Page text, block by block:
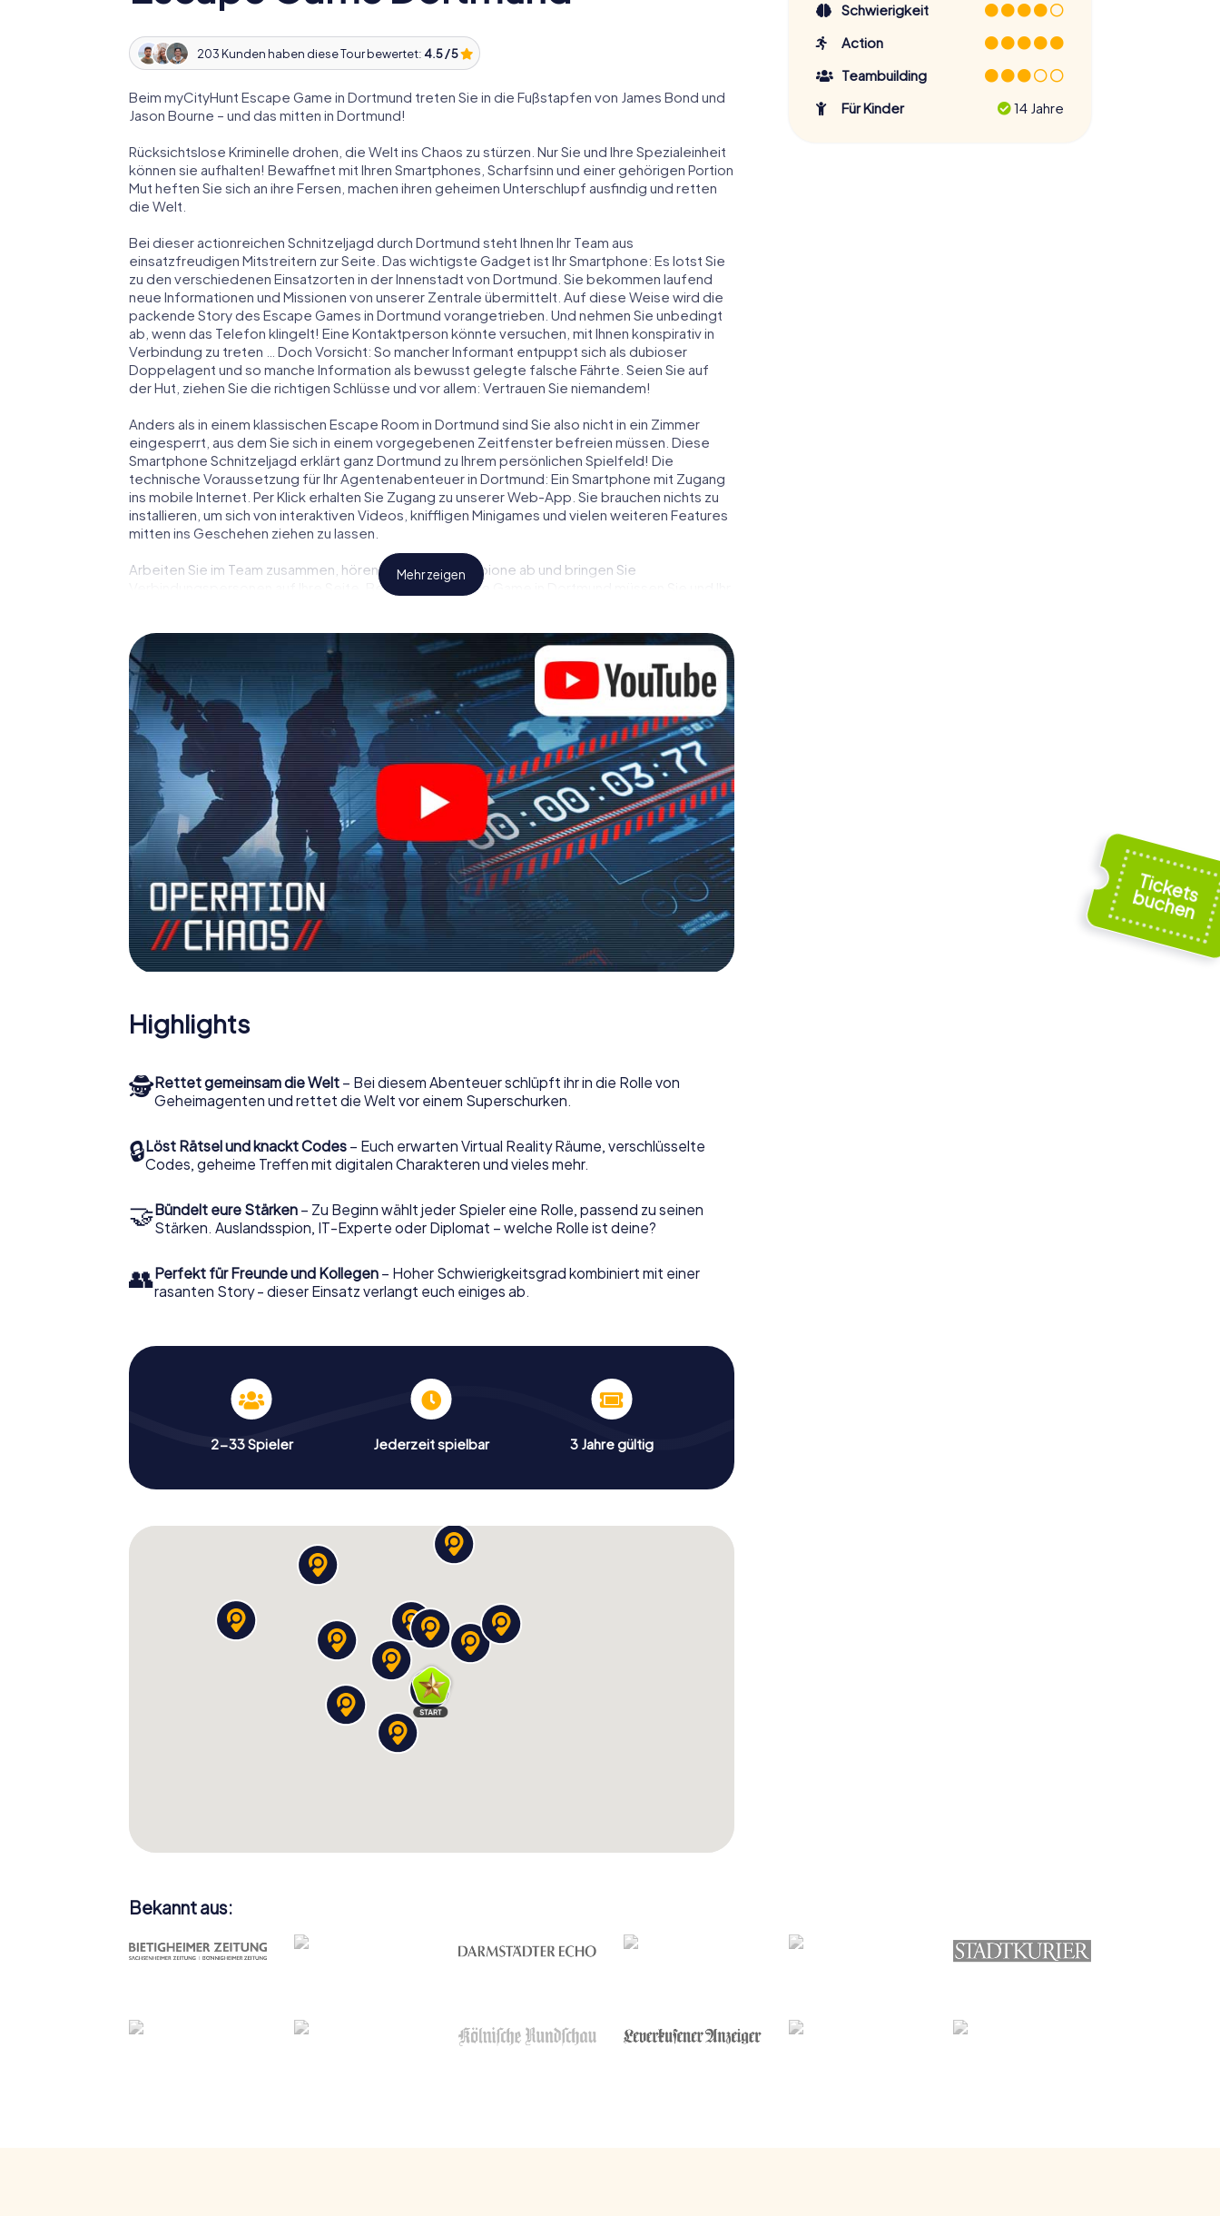
203 Kunden haben diese Tour bewertet: 4.5 / 5
Beim myCityHunt Escape Game in Dortmund treten Sie in die Fußstapfen von James Bond und
Jason Bourne – und das mitten in Dortmund!
Rücksichtslose Kriminelle drohen, die Welt ins Chaos zu stürzen. Nur Sie und Ihre Spezialeinheit
können sie aufhalten! Bewaffnet mit Ihren Smartphones, Scharfsinn und einer gehörigen Portion
Mut heften Sie sich an ihre Fersen, machen ihren geheimen Unterschlupf ausfindig und retten
die Welt.
Bei dieser actionreichen Schnitzeljagd durch Dortmund steht Ihnen Ihr Team aus
einsatzfreudigen Mitstreitern zur Seite. Das wichtigste Gadget ist Ihr Smartphone: Es lotst Sie
zu den verschiedenen Einsatzorten in der Innenstadt von Dortmund. Sie bekommen laufend
neue Informationen und Missionen von unserer Zentrale übermittelt. Auf diese Weise wird die
packende Story des Escape Games in Dortmund vorangetrieben. Und nehmen Sie unbedingt
ab, wenn das Telefon klingelt! Eine Kontaktperson könnte versuchen, mit Ihnen konspirativ in
Verbindung zu treten … Doch Vorsicht: So mancher Informant entpuppt sich als dubioser
Doppelagent und so manche Information als bewusst gelegte falsche Fährte. Seien Sie auf
der Hut, ziehen Sie die richtigen Schlüsse und vor allem: Vertrauen Sie niemandem!
Anders als in einem klassischen Escape Room in Dortmund sind Sie also nicht in ein Zimmer
eingesperrt, aus dem Sie sich in einem vorgegebenen Zeitfenster befreien müssen. Diese
Smartphone Schnitzeljagd erklärt ganz Dortmund zu Ihrem persönlichen Spielfeld! Die
technische Voraussetzung für Ihr Agentenabenteuer in Dortmund: Ein Smartphone mit Zugang
ins mobile Internet. Per Klick erhalten Sie Zugang zu unserer Web-App. Sie brauchen nichts zu
installieren, um sich von interaktiven Videos, kniffligen Minigames und vielen weiteren Features
mitten ins Geschehen ziehen zu lassen.
Arbeiten Sie im Team zusammen, hören Sie feindliche Spione ab und bringen Sie
Verbindungspersonen auf Ihre Seite. Bei diesem Escape Game in Dortmund müssen Sie und Ihr
Team im Highscore von Dortmund und erhalten Zugang zu Ihrer ganz persönlichen Bildergalerie.
Das myCityHunt Escape Game macht Dortmund zu Ihrem ganz persönlichen Erlebnisspielplatz.
Holen Sie sich Ihre Tickets in die Welt der Spionage und Geheimagenten und verwandeln Sie
Dortmund in einen Outdoor Escape Room!
Mehr zeigen
Highlights
🕵Rettet gemeinsam die Welt – Bei diesem Abenteuer schlüpft ihr in die Rolle von
Geheimagenten und rettet die Welt vor einem Superschurken.
🔒Löst Rätsel und knackt Codes – Euch erwarten Virtual Reality Räume, verschlüsselte
Codes, geheime Treffen mit digitalen Charakteren und vieles mehr.
🤝Bündelt eure Stärken – Zu Beginn wählt jeder Spieler eine Rolle, passend zu seinen
Stärken. Auslandsspion, IT-Experte oder Diplomat – welche Rolle ist deine?
👥Perfekt für Freunde und Kollegen – Hoher Schwierigkeitsgrad kombiniert mit einer
rasanten Story - dieser Einsatz verlangt euch einiges ab.
2-33 Spieler Jederzeit spielbar 3 Jahre gültig
Schwierigkeit
Action
Teambuilding
Für Kinder
14 Jahre
Bekannt aus: